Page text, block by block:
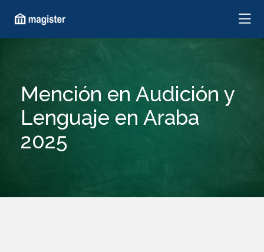
Mención en Audición y
Lenguaje en Araba
2025